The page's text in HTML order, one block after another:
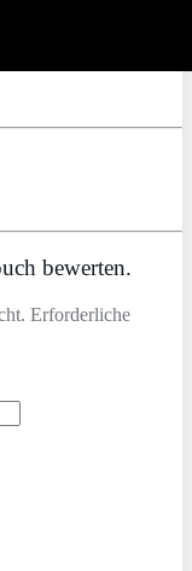
bewerten.
Erforderliche